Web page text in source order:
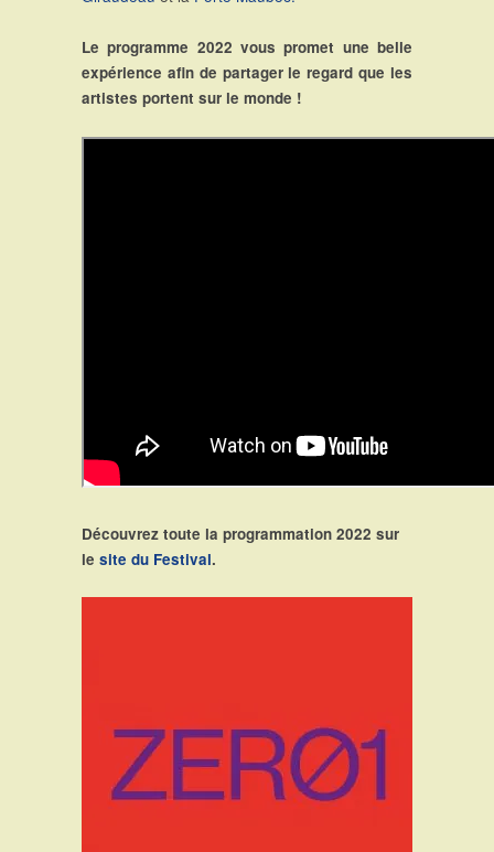
Le programme 2022 vous promet une belle
expérience afin de partager le regard que les
artistes portent sur le monde !
Découvrez toute la programmation 2022 sur
le site du Festival.